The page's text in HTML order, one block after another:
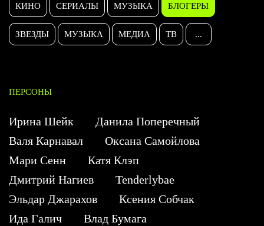
КИНО СЕРИАЛЫ МУЗЫКА БЛОГЕРЫ
ЗВЕЗДЫ МУЗЫКА МЕДИА ТВ ...
ПЕРСОНЫ
Ирина Шейк
Данила Поперечный
Валя Карнавал
Оксана Самойлова
Мари Сенн
Катя Клэп
Дмитрий Нагиев
Tenderlybae
Эльдар Джарахов
Ксения Собчак
Ида Галич
Влад Бумага